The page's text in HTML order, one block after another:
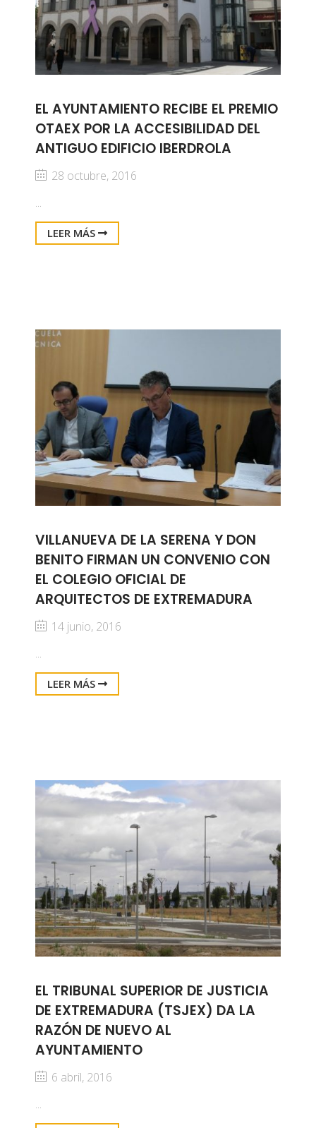
EL AYUNTAMIENTO RECIBE EL PREMIO
OTAEX POR LA ACCESIBILIDAD DEL
ANTIGUO EDIFICIO IBERDROLA
28 octubre, 2016
...
LEER MÁS
VILLANUEVA DE LA SERENA Y DON
BENITO FIRMAN UN CONVENIO CON
EL COLEGIO OFICIAL DE
ARQUITECTOS DE EXTREMADURA
14 junio, 2016
...
LEER MÁS
EL TRIBUNAL SUPERIOR DE JUSTICIA
DE EXTREMADURA (TSJEX) DA LA
RAZÓN DE NUEVO AL
AYUNTAMIENTO
6 abril, 2016
...